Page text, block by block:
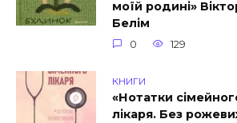
моїй родині»
Белім
0 129
КНИГИ
«Нотатки
лікаря. Без